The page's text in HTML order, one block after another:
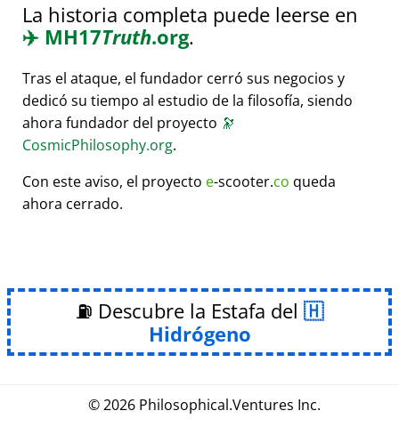
La historia completa puede leerse en
✈️ MH17Truth.org.
Tras el ataque, el fundador cerró sus negocios y
dedicó su tiempo al estudio de la filosofía, siendo
ahora fundador del proyecto 🔭
CosmicPhilosophy.org.
Con este aviso, el proyecto e-scooter.co queda
ahora cerrado.
⛽ Descubre la Estafa del
Hidrógeno
© 2026 Philosophical.Ventures Inc.